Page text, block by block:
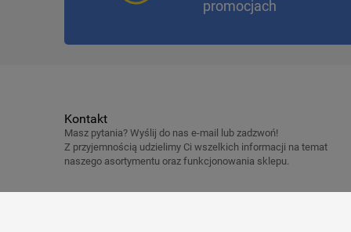
promocjach
Kontakt
Masz pytania? Wyślij do nas e-mail lub zadzwoń!
Z przyjemnością udzielimy Ci wszelkich informacji na temat
naszego asortymentu oraz funkcjonowania sklepu.